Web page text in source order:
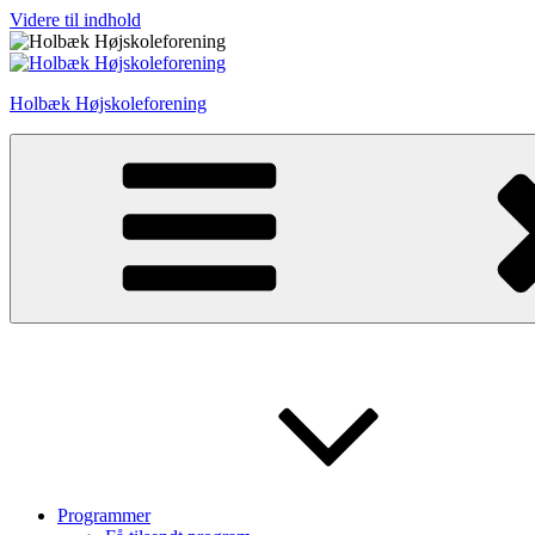
Videre til indhold
Holbæk Højskoleforening
Programmer